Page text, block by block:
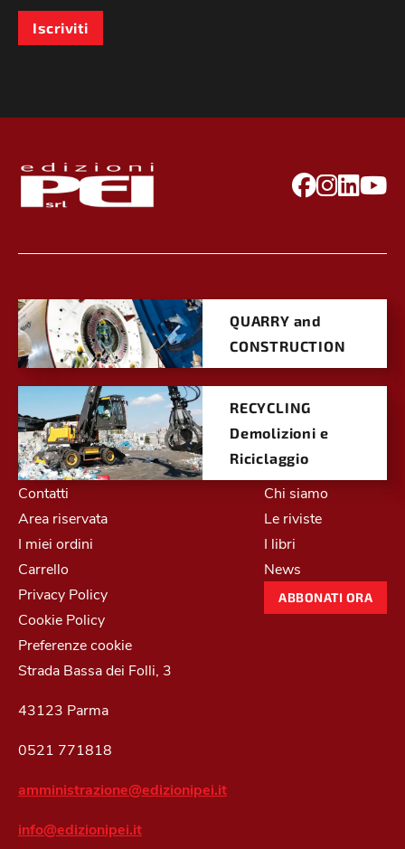
Iscriviti
QUARRY and
CONSTRUCTION
RECYCLING
Demolizioni e
Riciclaggio
Contatti
Area riservata
I miei ordini
Carrello
Privacy Policy
Cookie Policy
Preferenze cookie
Chi siamo
Le riviste
I libri
News
ABBONATI ORA
Strada Bassa dei Folli, 3
43123 Parma
0521 771818
amministrazione@edizionipei.it
info@edizionipei.it